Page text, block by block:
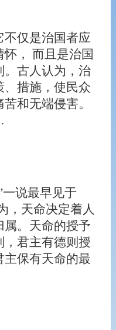
不仅是治国者应
， 而且是治国
。古人认为，治
、措施，使民众
和无端侵害。
说最早见于
，天命决定着人
属。天命的授予
，君主有德则授
主保有天命的最